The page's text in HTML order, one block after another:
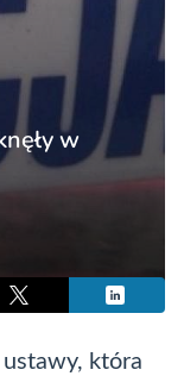
w
która